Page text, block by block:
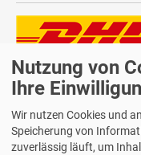
Lieferung auch
Nutzung von
Ihre
Wir nutzen Cookies und
Speicherung von
zuverlässig läuft, um